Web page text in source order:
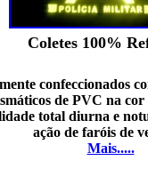
Coletes 100%
confeccionados
de PVC na cor
total diurna e
ação de faróis de
Mais.....